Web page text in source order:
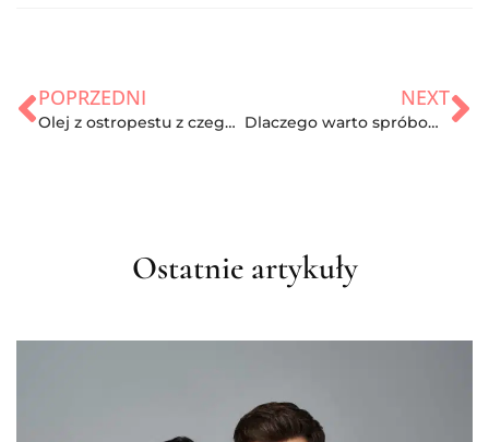
POPRZEDNI
Olej z ostropestu z czego powstaje? Właściwości oraz wykorzystanie
NEXT
Dlaczego warto spróbować curlingu? Sprawdzamy zasady i opinie
Ostatnie artykuły